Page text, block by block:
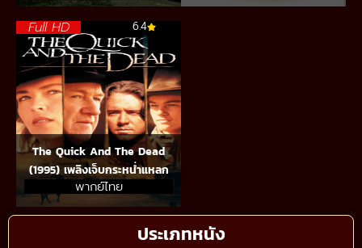
ประเภทหนัง
Full HD 6.4
The Quick And The Dead
(1995) เพลิงเจ็บกระหน่ำแหลก
พากย์ไทย